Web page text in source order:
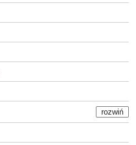
rozwiń